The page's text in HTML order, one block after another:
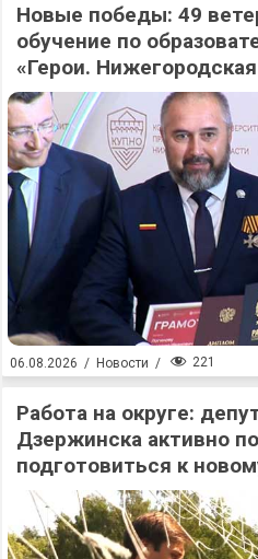
Новые победы: 49
обучение по
«Герои.
06.08.2026 / Новости / 221
Работа на округе:
Дзержинска активно
подготовиться к